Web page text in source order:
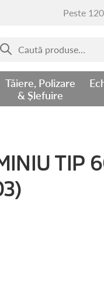
Peste
Tăiere, Polizare
& Șlefuire
TIP